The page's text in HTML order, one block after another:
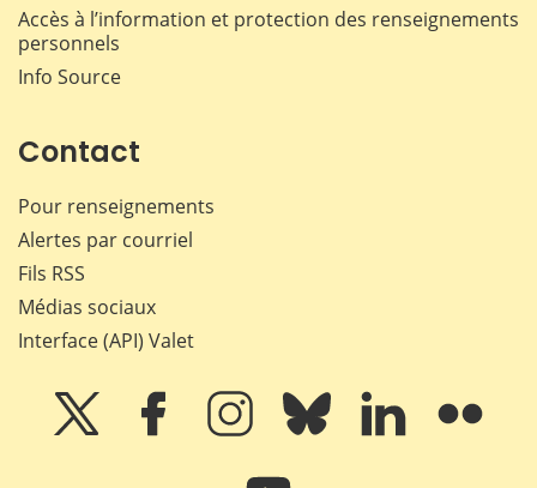
Accès à l’information et protection des renseignements
personnels
Info Source
Contact
Pour renseignements
Alertes par courriel
Fils RSS
Médias sociaux
Interface (API) Valet